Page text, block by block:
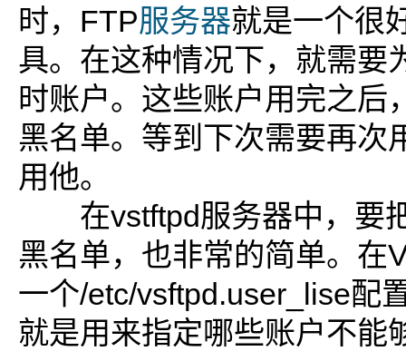
时，FTP服务器就是一个很
具。在这种情况下，就需要
时账户。这些账户用完之后
黑名单。等到下次需要再次
用他。
在vstftpd服务器中，要
黑名单，也非常的简单。在
一个/etc/vsftpd.user_lise配
就是用来指定哪些账户不能